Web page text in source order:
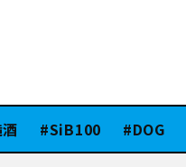
SiB100 DOG